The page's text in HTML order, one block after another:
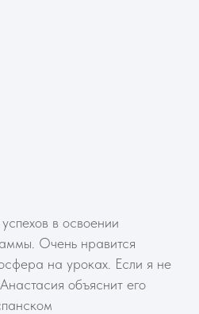
в освоении
Очень нравится
на уроках. Если я не
объяснит его